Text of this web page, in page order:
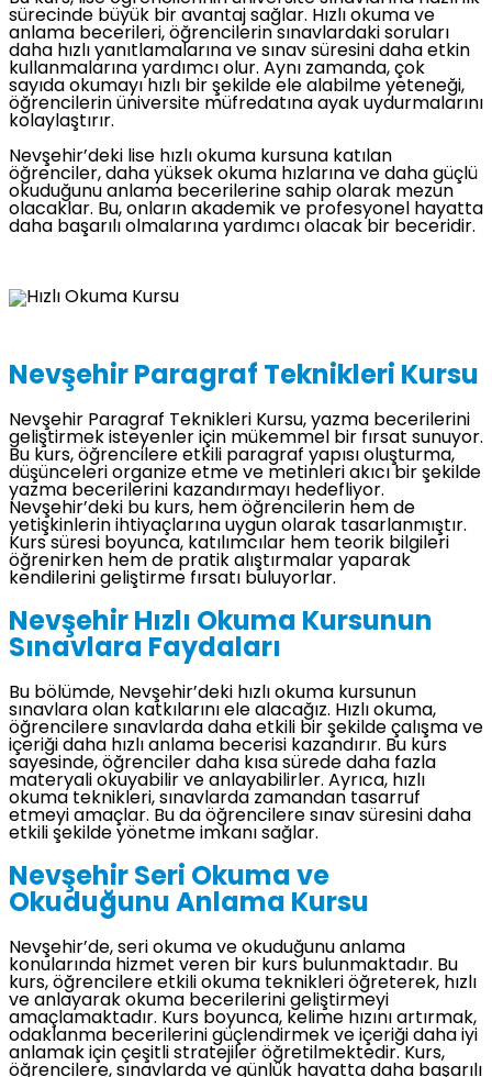
sürecinde büyük bir avantaj sağlar. Hızlı okuma ve
anlama becerileri, öğrencilerin sınavlardaki soruları
daha hızlı yanıtlamalarına ve sınav süresini daha etkin
kullanmalarına yardımcı olur. Aynı zamanda, çok
sayıda okumayı hızlı bir şekilde ele alabilme yeteneği,
öğrencilerin üniversite müfredatına ayak uydurmalarını
kolaylaştırır.
Nevşehir’deki lise hızlı okuma kursuna katılan
öğrenciler, daha yüksek okuma hızlarına ve daha güçlü
okuduğunu anlama becerilerine sahip olarak mezun
olacaklar. Bu, onların akademik ve profesyonel hayatta
daha başarılı olmalarına yardımcı olacak bir beceridir.
Nevşehir Paragraf Teknikleri Kursu
Nevşehir Paragraf Teknikleri Kursu, yazma becerilerini
geliştirmek isteyenler için mükemmel bir fırsat sunuyor.
Bu kurs, öğrencilere etkili paragraf yapısı oluşturma,
düşünceleri organize etme ve metinleri akıcı bir şekilde
yazma becerilerini kazandırmayı hedefliyor.
Nevşehir’deki bu kurs, hem öğrencilerin hem de
yetişkinlerin ihtiyaçlarına uygun olarak tasarlanmıştır.
Kurs süresi boyunca, katılımcılar hem teorik bilgileri
öğrenirken hem de pratik alıştırmalar yaparak
kendilerini geliştirme fırsatı buluyorlar.
Nevşehir Hızlı Okuma Kursunun
Sınavlara Faydaları
Bu bölümde, Nevşehir’deki hızlı okuma kursunun
sınavlara olan katkılarını ele alacağız. Hızlı okuma,
öğrencilere sınavlarda daha etkili bir şekilde çalışma ve
içeriği daha hızlı anlama becerisi kazandırır. Bu kurs
sayesinde, öğrenciler daha kısa sürede daha fazla
materyali okuyabilir ve anlayabilirler. Ayrıca, hızlı
okuma teknikleri, sınavlarda zamandan tasarruf
etmeyi amaçlar. Bu da öğrencilere sınav süresini daha
etkili şekilde yönetme imkanı sağlar.
Nevşehir Seri Okuma ve
Okuduğunu Anlama Kursu
Nevşehir’de, seri okuma ve okuduğunu anlama
konularında hizmet veren bir kurs bulunmaktadır. Bu
kurs, öğrencilere etkili okuma teknikleri öğreterek, hızlı
ve anlayarak okuma becerilerini geliştirmeyi
amaçlamaktadır. Kurs boyunca, kelime hızını artırmak,
odaklanma becerilerini güçlendirmek ve içeriği daha iyi
anlamak için çeşitli stratejiler öğretilmektedir. Kurs,
öğrencilere, sınavlarda ve günlük hayatta daha başarılı